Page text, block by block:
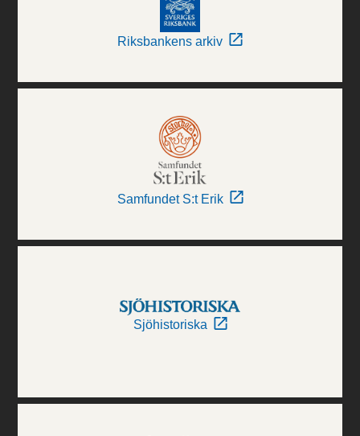
Riksbankens arkiv
Samfundet S:t Erik
Sjöhistoriska